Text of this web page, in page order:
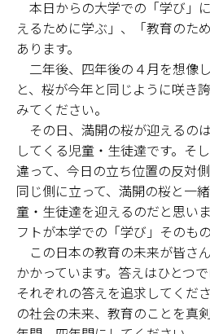
本日からの大学での「学び」
えるために学ぶ」、「教育のた
あります。
二年後、四年後の４月を想像
と、桜が今年と同じように咲き
みてください。
その日、満開の桜が迎えるの
してくる児童・生徒達です。そ
違って、今日の立ち位置の反対
同じ側に立って、満開の桜と一
童・生徒達を迎えるのだと思い
フトが本学での「学び」そのも
この日本の教育の未来が皆さ
かかっています。答えはひとつ
それぞれの答えを追求してくだ
の社会の未来、教育のことを真